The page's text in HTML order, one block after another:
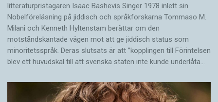
litteraturpristagaren Isaac Bashevis Singer 1978 inlett sin
Nobelföreläsning på jiddisch och språkforskarna Tommaso M.
Milani och Kenneth Hyltenstam berättar om den
motståndskantade vägen mot att ge jiddisch status som
minoritetsspråk. Deras slutsats är att ”kopplingen till Förintelsen
blev ett huvud­skäl till att svenska staten inte kunde underlåta…